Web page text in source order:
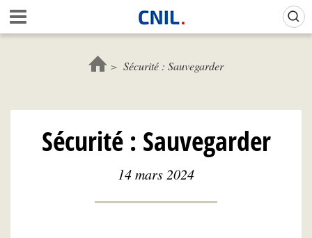
Aller
au
contenu
c
l
C
N
Sécurité : Sauvegarder
Sécurité : Sauvegarder
14 mars 2024
Gestion de vos préférences sur les cookies (témoins de connexion)